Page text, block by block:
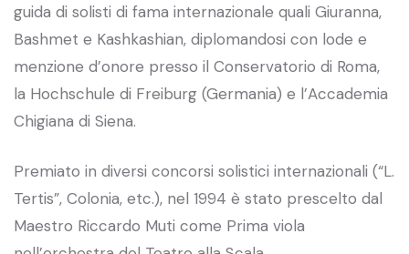
guida di solisti di fama internazionale quali Giuranna,
Bashmet e Kashkashian, diplomandosi con lode e
menzione d’onore presso il Conservatorio di Roma,
la Hochschule di Freiburg (Germania) e l’Accademia
Chigiana di Siena.
Premiato in diversi concorsi solistici internazionali (“L.
Tertis”, Colonia, etc.), nel 1994 è stato prescelto dal
Maestro Riccardo Muti come Prima viola